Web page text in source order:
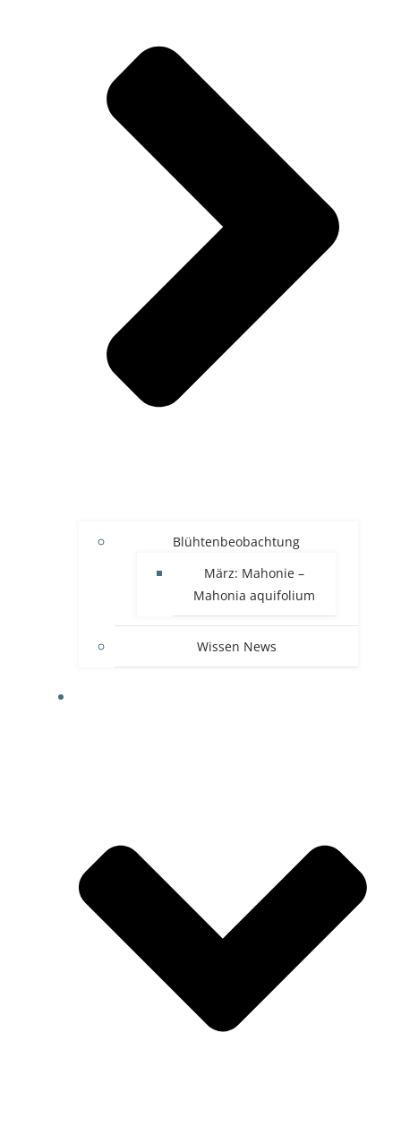
Blühtenbeobachtung
März: Mahonie –
Mahonia aquifolium
Wissen News